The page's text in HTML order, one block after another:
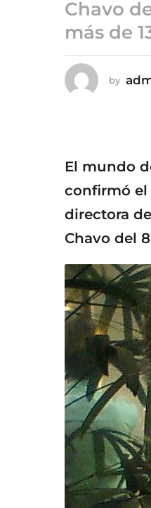
5
e
e
s
Chavo
más de
by
El mundo
confirmó
directora
Chavo del